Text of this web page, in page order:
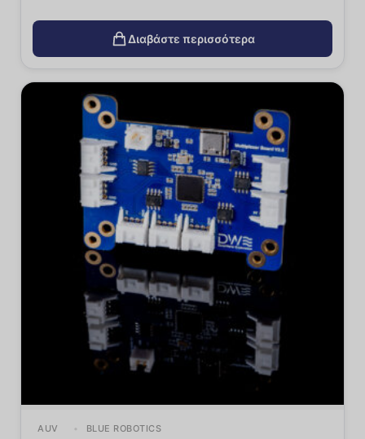
Διαβάστε περισσότερα
AUV BLUE ROBOTICS